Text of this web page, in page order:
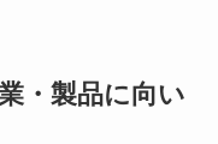
・製品に向い